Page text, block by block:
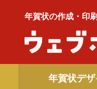
年賀状の作成・印
年賀状デザ